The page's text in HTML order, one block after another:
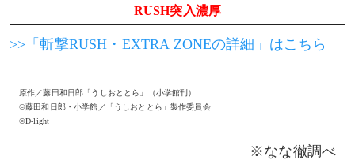
RUSH突入濃厚
>>「斬撃RUSH・EXTRA ZONEの詳細」はこちら
原作／藤田和日郎「うしおととら」（小学館刊）
©藤田和日郎・小学館／「うしおととら」製作委員会
©D-light
※なな徹調べ